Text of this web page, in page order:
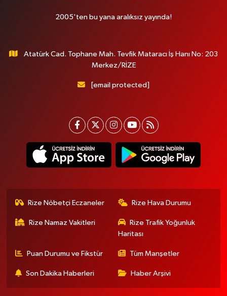
2005'ten bu yana aralıksız yayında!
Atatürk Cad. Tophane Mah. Tevfik Mataracı İş Hanı No: 203
Merkez/RİZE
[email protected]
Rize Nöbetçi Eczaneler Rize Hava Durumu
Rize Namaz Vakitleri
Rize Trafik Yoğunluk
Haritası
Puan Durumu ve Fikstür Tüm Manşetler
Son Dakika Haberleri Haber Arşivi